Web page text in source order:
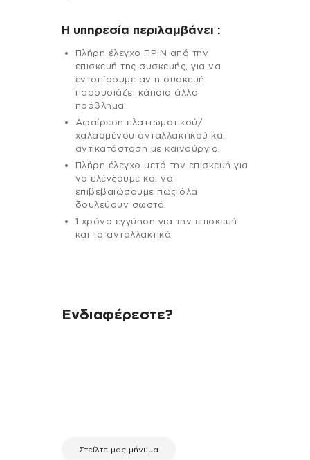
H υπηρεσία περιλαμβάνει :
Πλήρη έλεγχο ΠΡΙΝ από την
επισκευή της συσκευής, για να
εντοπίσουμε αν η συσκευή
παρουσιάζει κάποιο άλλο
πρόβλημα
Αφαίρεση ελαττωματικού/
χαλασμένου ανταλλακτικού και
αντικατάσταση με καινούργιο.
Πλήρη έλεγχο μετά την επισκευή για
να ελέγξουμε και να
επιβεβαιώσουμε πως όλα
δουλεύουν σωστά.
1 χρόνο εγγύηση για την επισκευή
και τα ανταλλακτικά
Ενδιαφέρεστε?
Στείλτε μας μήνυμα